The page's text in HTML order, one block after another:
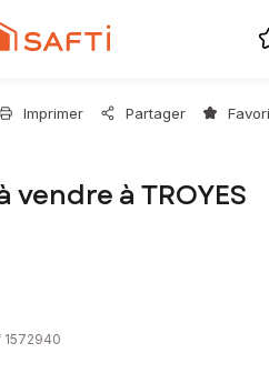
Imprimer Partager
à TROYES
1572940